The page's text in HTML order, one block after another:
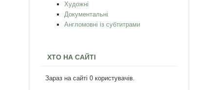
Художні
Документальні
Англомовні із субтитрами
ХТО НА САЙТІ
Зараз на сайті 0 користувачів.